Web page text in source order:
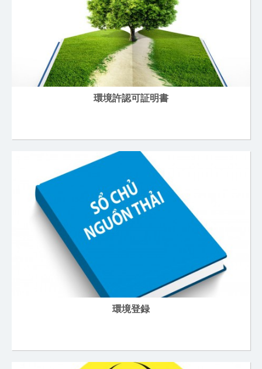
環境許認可証明書
環境登録